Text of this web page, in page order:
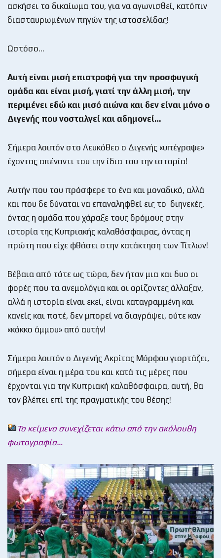
ασκήσει το δικαίωμα του, για να αγωνισθεί, κατόπιν
διασταυρωμένων πηγών της ιστοσελίδας!
Ωστόσο…
Αυτή είναι μισή επιστροφή για την προσφυγική
ομάδα και είναι μισή, γιατί την άλλη μισή, την
περιμένει εδώ και μισό αιώνα και δεν είναι μόνο ο
Διγενής που νοσταλγεί και αδημονεί…
Σήμερα λοιπόν στο Λευκόθεο ο Διγενής «υπέγραψε»
έχοντας απέναντι του την ίδια του την ιστορία!
Αυτήν που του πρόσφερε το ένα και μοναδικό, αλλά
και που δε δύναται να επαναληφθεί εις το διηνεκές,
όντας η ομάδα που χάραξε τους δρόμους στην
ιστορία της Κυπριακής καλαθόσφαιρας, όντας η
πρώτη που είχε φθάσει στην κατάκτηση των Τίτλων!
Βέβαια από τότε ως τώρα, δεν ήταν μια και δυο οι
φορές που τα ανεμολόγια και οι ορίζοντες άλλαξαν,
αλλά η ιστορία είναι εκεί, είναι καταγραμμένη και
κανείς και ποτέ, δεν μπορεί να διαγράψει, ούτε καν
«κόκκο άμμου» από αυτήν!
Σήμερα λοιπόν ο Διγενής Ακρίτας Μόρφου γιορτάζει,
σήμερα είναι η μέρα του και κατά τις μέρες που
έρχονται για την Κυπριακή καλαθόσφαιρα, αυτή, θα
τον βλέπει επί της πραγματικής του θέσης!
Το κείμενο συνεχίζεται κάτω από την ακόλουθη
φωτογραφία…